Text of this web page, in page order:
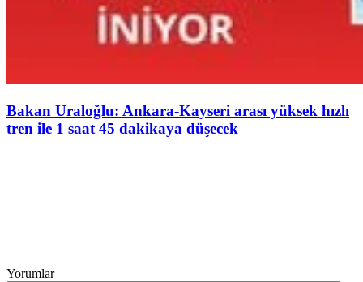
Bakan Uraloğlu: Ankara-Kayseri arası yüksek hızlı
tren ile 1 saat 45 dakikaya düşecek
Yorumlar